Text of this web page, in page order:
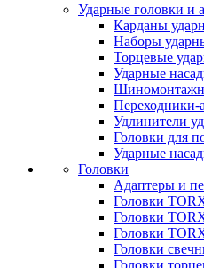
Ударные головки и
Карданы
Наборы
Торцевые
Ударные
Переходники-
Удлинители
Головки для
Ударные
Головки
Адаптеры и
Головки
Головки
Головки
Головки
Головки